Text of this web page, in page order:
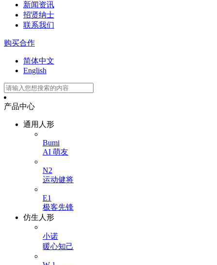
新闻资讯
招贤纳士
联系我们
购买合作
简体中文
English
产品中心
通用人形
Bumi
AI 萌友
N2
运动健将
E1
极客先锋
仿生人形
小诺
暖心知己